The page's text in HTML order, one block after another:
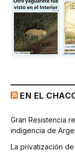
EN EL
Gran Resistencia
indigencia de
La privatización